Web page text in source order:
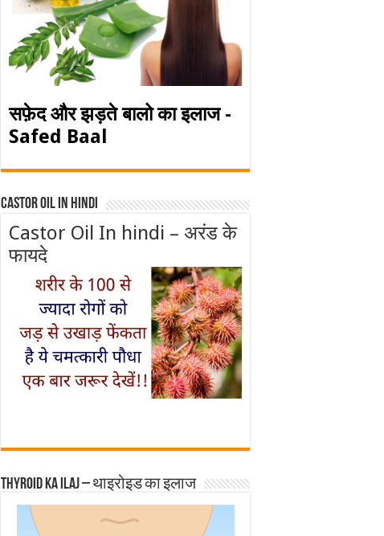
सफ़ेद और झड़ते बालो का इलाज -
Safed Baal
Castor Oil In Hindi
Castor Oil In hindi – अरंड के
फायदे
Thyroid ka ilaj – थाइरोइड का इलाज